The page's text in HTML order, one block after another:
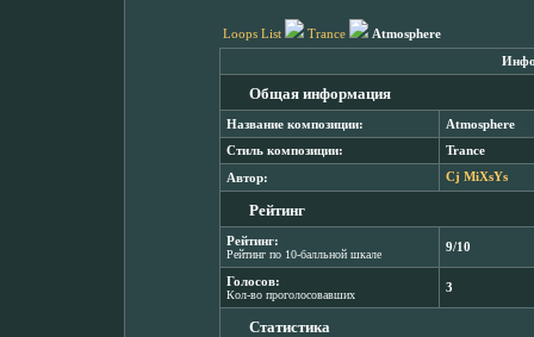
Loops List Trance Atmosphere
Общая информация
Название композиции: Atmosphere
Стиль композиции: Trance
Автор: Cj MiXsYs
Рейтинг
Рейтинг:
Рейтинг по 10-балльной шкале
9/10
Голосов:
Кол-во проголосовавших
3
Статистика